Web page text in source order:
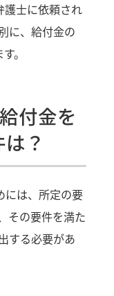
護士に依頼され
に、給付金の
。
付金を
？
には、所定の要
その要件を満た
する必要があ